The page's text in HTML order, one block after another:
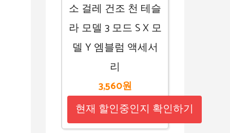
소 걸레 건조 천 테슬
라 모델 3 모드 S X 모
델 Y 엠블럼 액세서
리
3,560원
현재 할인중인지 확인하기